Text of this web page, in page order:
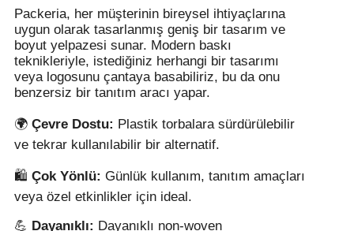
Packeria, her müşterinin bireysel ihtiyaçlarına
uygun olarak tasarlanmış geniş bir tasarım ve
boyut yelpazesi sunar. Modern baskı
teknikleriyle, istediğiniz herhangi bir tasarımı
veya logosunu çantaya basabiliriz, bu da onu
benzersiz bir tanıtım aracı yapar.
🌍 Çevre Dostu: Plastik torbalara sürdürülebilir
ve tekrar kullanılabilir bir alternatif.
🛍️ Çok Yönlü: Günlük kullanım, tanıtım amaçları
veya özel etkinlikler için ideal.
💪 Dayanıklı: Dayanıklı non-woven